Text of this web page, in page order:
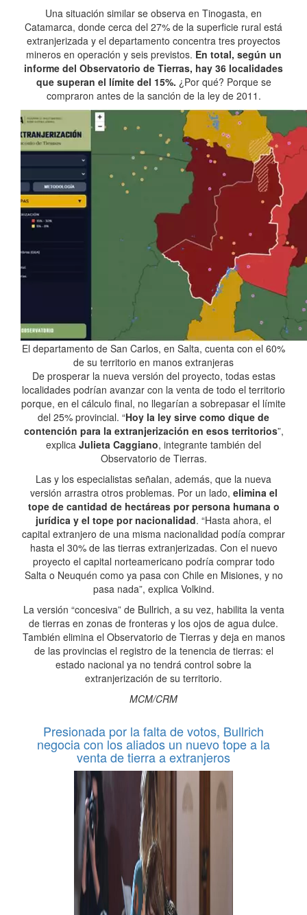
Una situación similar se observa en Tinogasta, en
Catamarca, donde cerca del 27% de la superficie rural está
extranjerizada y el departamento concentra tres proyectos
mineros en operación y seis previstos. En total, según un
informe del Observatorio de Tierras, hay 36 localidades
que superan el límite del 15%. ¿Por qué? Porque se
compraron antes de la sanción de la ley de 2011.
El departamento de San Carlos, en Salta, cuenta con el 60%
de su territorio en manos extranjeras
De prosperar la nueva versión del proyecto, todas estas
localidades podrían avanzar con la venta de todo el territorio
porque, en el cálculo final, no llegarían a sobrepasar el límite
del 25% provincial. “Hoy la ley sirve como dique de
contención para la extranjerización en esos territorios”,
explica Julieta Caggiano, integrante también del
Observatorio de Tierras.
Las y los especialistas señalan, además, que la nueva
versión arrastra otros problemas. Por un lado, elimina el
tope de cantidad de hectáreas por persona humana o
jurídica y el tope por nacionalidad. “Hasta ahora, el
capital extranjero de una misma nacionalidad podía comprar
hasta el 30% de las tierras extranjerizadas. Con el nuevo
proyecto el capital norteamericano podría comprar todo
Salta o Neuquén como ya pasa con Chile en Misiones, y no
pasa nada”, explica Volkind.
La versión “concesiva” de Bullrich, a su vez, habilita la venta
de tierras en zonas de fronteras y los ojos de agua dulce.
También elimina el Observatorio de Tierras y deja en manos
de las provincias el registro de la tenencia de tierras: el
estado nacional ya no tendrá control sobre la
extranjerización de su territorio.
MCM/CRM
Presionada por la falta de votos, Bullrich
negocia con los aliados un nuevo tope a la
venta de tierra a extranjeros